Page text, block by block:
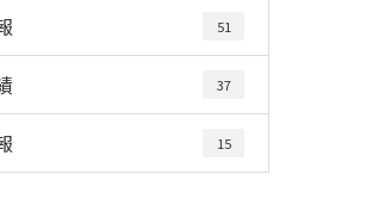
51
37
15